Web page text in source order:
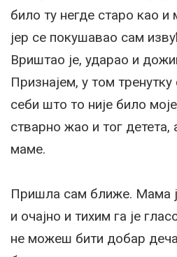
било ту негде старо као и
јер се покушавао сам
Вриштао је, ударао и
Признајем, у том
себи што то није било
стварно жао и тог
маме.
Пришла сам ближе. Мама
и очајно и тихим га је
не можеш бити добар